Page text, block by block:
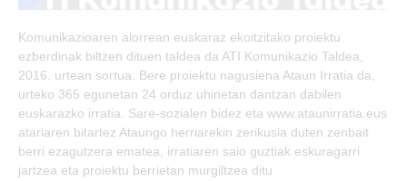
Komunikazioaren alorrean euskaraz ekoitzitako proiektu
ezberdinak biltzen dituen taldea da ATI Komunikazio Taldea,
2016. urtean sortua. Bere proiektu nagusiena Ataun Irratia da,
urteko 365 egunetan 24 orduz uhinetan dantzan dabilen
euskarazko irratia. Sare-sozialen bidez eta www.ataunirratia.eus
atariaren bitartez Ataungo herriarekin zerikusia duten zenbait
berri ezagutzera ematea, irratiaren saio guztiak eskuragarri
jartzea eta proiektu berrietan murgiltzea ditu